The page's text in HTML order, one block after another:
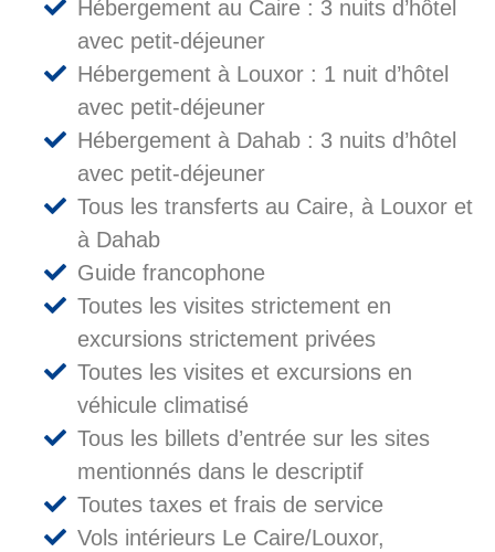
Hébergement au Caire : 3 nuits d’hôtel
avec petit-déjeuner
Hébergement à Louxor : 1 nuit d’hôtel
avec petit-déjeuner
Hébergement à Dahab : 3 nuits d’hôtel
avec petit-déjeuner
Tous les transferts au Caire, à Louxor et
à Dahab
Guide francophone
Toutes les visites strictement en
excursions strictement privées
Toutes les visites et excursions en
véhicule climatisé
Tous les billets d’entrée sur les sites
mentionnés dans le descriptif
Toutes taxes et frais de service
Vols intérieurs Le Caire/Louxor,